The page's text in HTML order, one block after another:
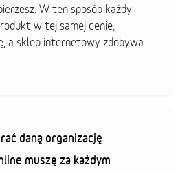
W ten sposób każdy
w tej samej cenie,
a sklep internetowy zdobywa
daną organizację
muszę za każdym